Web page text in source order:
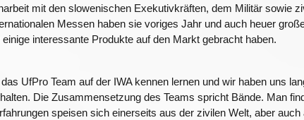
mit den slowenischen Exekutivkräften, dem Militär sowie
Messen haben sie voriges Jahr und auch heuer
einige interessante Produkte auf den Markt gebracht haben.
UfPro Team auf der IWA kennen lernen und wir haben uns
Die Zusammensetzung des Teams spricht Bände. Man
speisen sich einerseits aus der zivilen Welt, aber